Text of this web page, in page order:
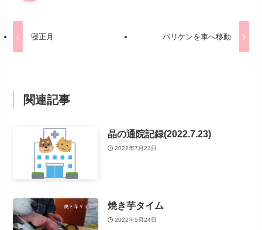
寝正月 バリケンを車へ移動
関連記事
晶の通院記録(2022.7.23)
2022年7月23日
焼き芋タイム
2022年5月24日